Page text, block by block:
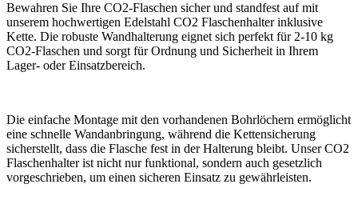
Bewahren Sie Ihre CO2-Flaschen sicher und standfest auf mit
unserem hochwertigen Edelstahl CO2 Flaschenhalter inklusive
Kette. Die robuste Wandhalterung eignet sich perfekt für 2-10 kg
CO2-Flaschen und sorgt für Ordnung und Sicherheit in Ihrem
Lager- oder Einsatzbereich.
Die einfache Montage mit den vorhandenen Bohrlöchern ermöglicht
eine schnelle Wandanbringung, während die Kettensicherung
sicherstellt, dass die Flasche fest in der Halterung bleibt. Unser CO2
Flaschenhalter ist nicht nur funktional, sondern auch gesetzlich
vorgeschrieben, um einen sicheren Einsatz zu gewährleisten.